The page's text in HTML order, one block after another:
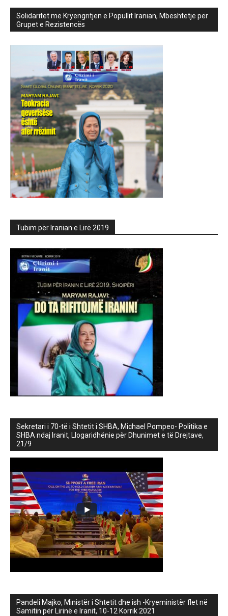
Solidaritet me Kryengritjen e Popullit Iranian, Mbështetje për
Grupet e Rezistencës
Tubim për Iranian e Lirë 2019
Sekretari i 70-të i Shtetit i SHBA, Michael Pompeo- Politika e
SHBA ndaj Iranit, Llogaridhënie për Dhunimet e të Drejtave,
21/9
Pandeli Majko, Ministër i Shtetit dhe ish -Kryeministër flet në
Samitin për Lirinë e Iranit, 10-12 Korrik 2021